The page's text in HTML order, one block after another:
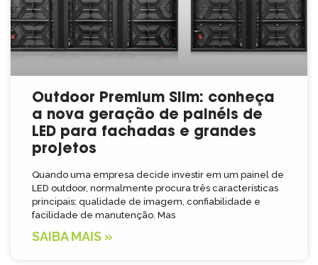
Outdoor Premium Slim: conheça
a nova geração de painéis de
LED para fachadas e grandes
projetos
Quando uma empresa decide investir em um painel de
LED outdoor, normalmente procura três características
principais: qualidade de imagem, confiabilidade e
facilidade de manutenção. Mas
SAIBA MAIS »